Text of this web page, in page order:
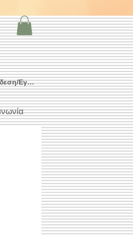
Εγγραφή